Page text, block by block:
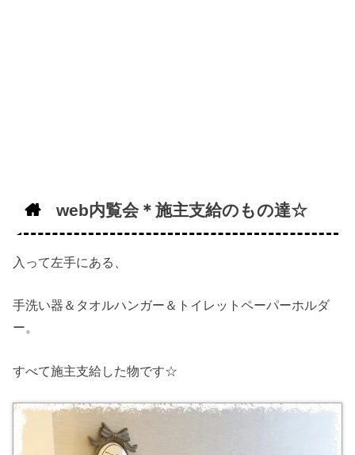
web内覧会＊施主支給のもの達☆
入って左手にある、
手洗い器＆タオルハンガー＆トイレットペーパーホルダ
ー。
すべて施主支給した物です☆